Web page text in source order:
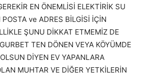
EN ÖNEMLİSİ ELEKTİRİK SU
ve ADRES BİLGİSİ İÇİN
ŞUNU DİKKAT ETMEMİZ DE
TEN DÖNEN VEYA KÖYÜMDE
DİYEN EV YAPANLARA
MUHTAR VE DİĞER YETKİLERİN